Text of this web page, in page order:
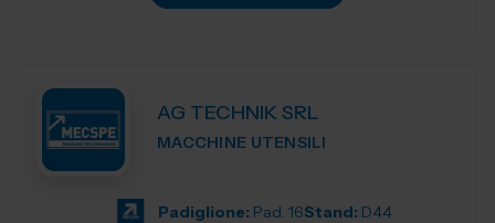
AG TECHNIK SRL
MACCHINE UTENSILI
Padiglione: Pad. 16Stand: D44